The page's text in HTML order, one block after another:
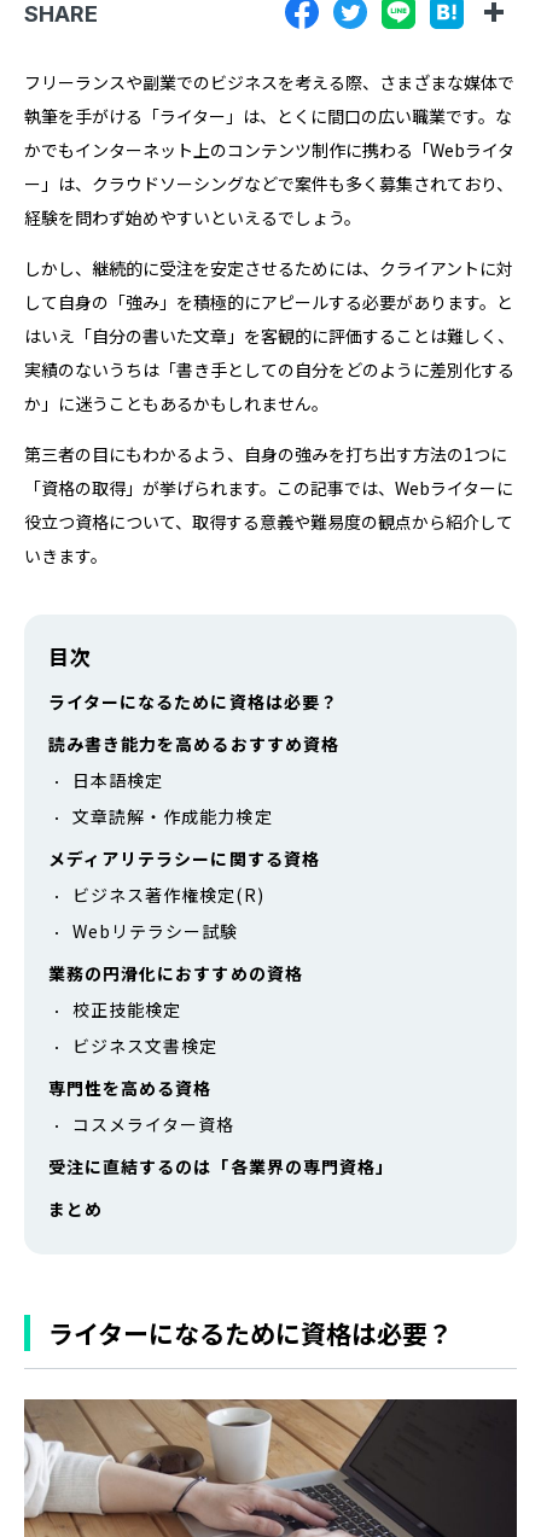
特定商取引法に基づく表記
プライバシーポリシー
運営会社
SHARE
フリーランスや副業でのビジネスを考える際、さまざまな媒体で
執筆を手がける「ライター」は、とくに間口の広い職業です。な
かでもインターネット上のコンテンツ制作に携わる「Webライタ
ー」は、クラウドソーシングなどで案件も多く募集されており、
経験を問わず始めやすいといえるでしょう。
しかし、継続的に受注を安定させるためには、クライアントに対
して自身の「強み」を積極的にアピールする必要があります。と
はいえ「自分の書いた文章」を客観的に評価することは難しく、
実績のないうちは「書き手としての自分をどのように差別化する
か」に迷うこともあるかもしれません。
第三者の目にもわかるよう、自身の強みを打ち出す方法の1つに
「資格の取得」が挙げられます。この記事では、Webライターに
役立つ資格について、取得する意義や難易度の観点から紹介して
いきます。
目次
ライターになるために資格は必要？
読み書き能力を高めるおすすめ資格
日本語検定
文章読解・作成能力検定
メディアリテラシーに関する資格
ビジネス著作権検定(R)
Webリテラシー試験
業務の円滑化におすすめの資格
校正技能検定
ビジネス文書検定
専門性を高める資格
コスメライター資格
受注に直結するのは「各業界の専門資格」
まとめ
ライターになるために資格は必要？